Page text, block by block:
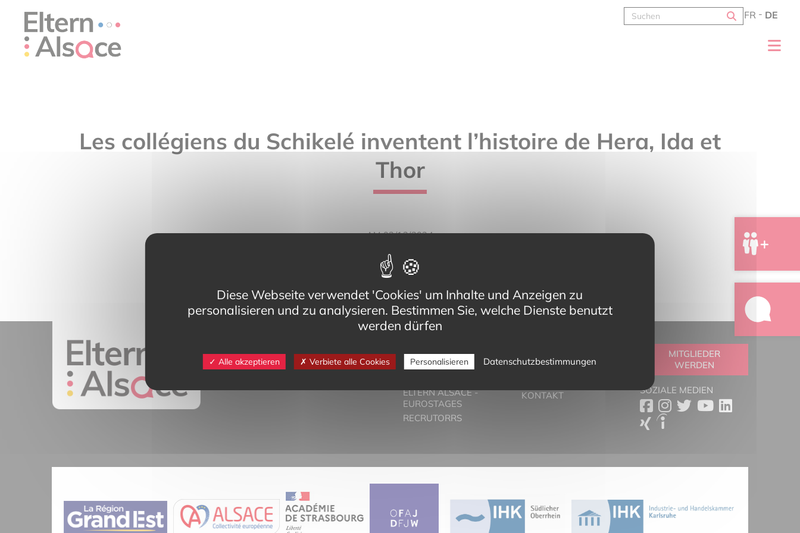
FR DE
Les collégiens du Schikelé inventent l’histoire de Hera, Ida et
Thor
AM 03/12/2024
68025 Colmar Cedex
contact@eltern-bilinguisme.org
VORSTELLUNG
DER ZWEISPRACHIGE
ELTERN ALSACE -
EUROSTAGES
RECRUTORRS
PARTNER
KONTAKT
MITGLIEDER
WERDEN
SOZIALE MEDIEN
Diese Webseite verwendet 'Cookies' um Inhalte und Anzeigen zu
personalisieren und zu analysieren. Bestimmen Sie, welche Dienste benutzt
werden dürfen
Alle akzeptieren Verbiete alle Cookies Personalisieren Datenschutzbestimmungen